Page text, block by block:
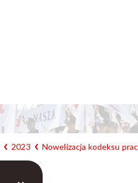
2023 Nowelizacja kodeksu